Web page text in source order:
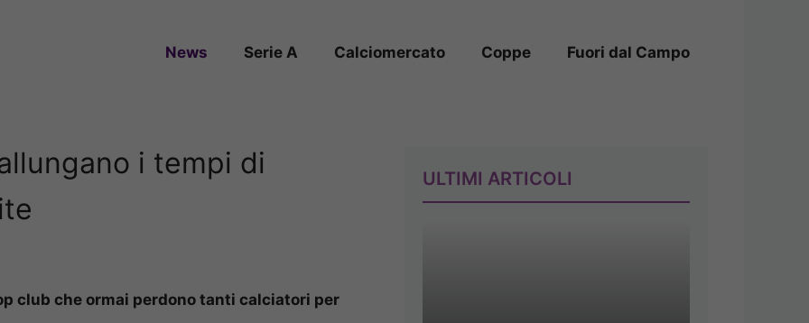
News Serie A Calciomercato Coppe Fuori dal Campo
i tempi di
club che ormai perdono tanti calciatori per
ULTIMI ARTICOLI